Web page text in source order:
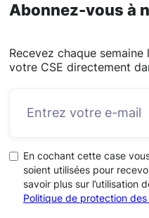
Abonnez-vous à
Recevez chaque
votre CSE directement
En cochant cette case
soient utilisées pour
savoir plus sur l’utilisation
Politique de protection